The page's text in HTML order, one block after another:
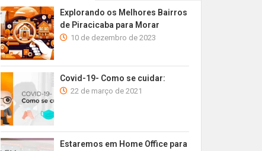
Explorando os Melhores Bairros
de Piracicaba para Morar
10 de dezembro de 2023
Covid-19- Como se cuidar:
22 de março de 2021
Estaremos em Home Office para